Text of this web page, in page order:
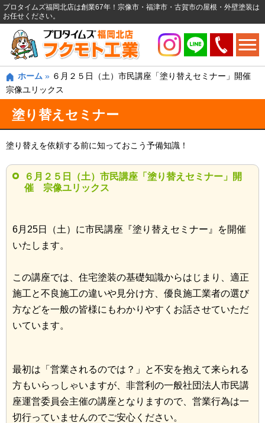
プロタイムズ福岡北店は創業67年！宗像市・福津市・古賀市の屋根・外壁塗装は
お任せください。
ホーム » ６月２５日（土）市民講座「塗り替えセミナー」開催
宗像ユリックス
塗り替えセミナー
塗り替えを依頼する前に知っておこう予備知識！
６月２５日（土）市民講座「塗り替えセミナー」開
催 宗像ユリックス
6月25日（土）に市民講座『塗り替えセミナー』を開催
いたします。
この講座では、住宅塗装の基礎知識からはじまり、適正
施工と不良施工の違いや見分け方、優良施工業者の選び
方などを一般の皆様にもわかりやすくお話させていただ
いています。
最初は「営業されるのでは？」と不安を抱えて来られる
方もいらっしゃいますが、非営利の一般社団法人市民講
座運営委員会主催の講座となりますので、営業行為は一
切行っていませんのでご安心ください。